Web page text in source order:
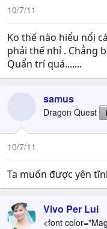
10/7/11
Ko thế nào hiểu nổi
phải thế nhỉ . Chẳng
Quẩn trí quá.......
samus
Dragon Quest
10/7/11
Ta muốn được yên
Vivo Per Lui
<font